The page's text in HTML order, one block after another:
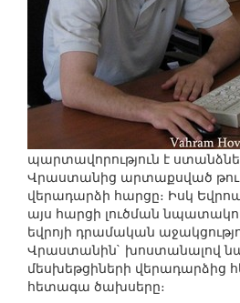
պարտավորություն է ստանձնել
Վրաստանից արտաքսված
վերադարձի հարցը։ Իսկ
այս հարցի լուծման
եվրոյի դրամական
Վրաստանին` խոստանալով
մեսխեթցիների վերադարձից
հետագա ծախսերը։